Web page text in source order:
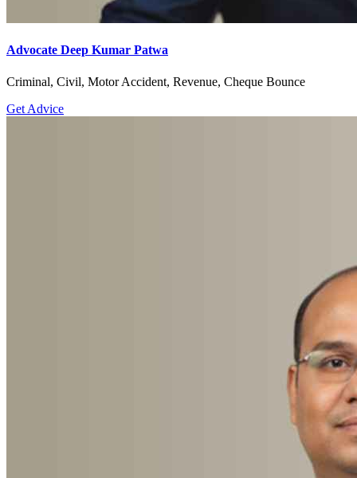
Advocate Deep Kumar Patwa
Criminal, Civil, Motor Accident, Revenue, Cheque Bounce
Get Advice